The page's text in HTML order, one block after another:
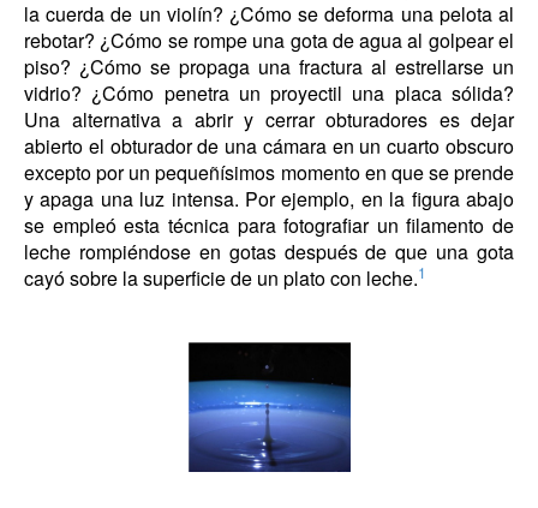
la cuerda de un violín? ¿Cómo se deforma una pelota al
rebotar? ¿Cómo se rompe una gota de agua al golpear el
piso? ¿Cómo se propaga una fractura al estrellarse un
vidrio? ¿Cómo penetra un proyectil una placa sólida?
Una alternativa a abrir y cerrar obturadores es dejar
abierto el obturador de una cámara en un cuarto obscuro
excepto por un pequeñísimos momento en que se prende
y apaga una luz intensa. Por ejemplo, en la figura abajo
se empleó esta técnica para fotografiar un filamento de
leche rompiéndose en gotas después de que una gota
cayó sobre la superficie de un plato con leche.1